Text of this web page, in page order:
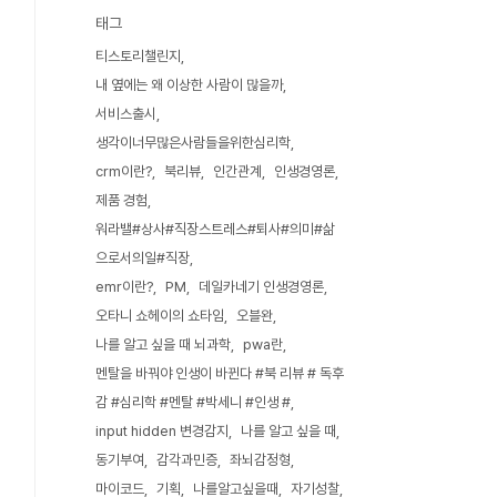
태그
티스토리챌린지
내 옆에는 왜 이상한 사람이 많을까
서비스출시
생각이너무많은사람들을위한심리학
crm이란?
북리뷰 인간관계
인생경영론
제품 경험
워라밸#상사#직장스트레스#퇴사#의미#삶
으로서의일#직장
emr이란?
PM
데일카네기 인생경영론
오타니 쇼헤이의 쇼타임
오블완
나를 알고 싶을 때 뇌과학
pwa란
멘탈을 바꿔야 인생이 바뀐다 #북 리뷰 # 독후
감 #심리학 #멘탈 #박세니 #인생 #
input hidden 변경감지
나를 알고 싶을 때
동기부여
감각과민증
좌뇌감정형
마이코드
기획 나를알고싶을때
자기성찰